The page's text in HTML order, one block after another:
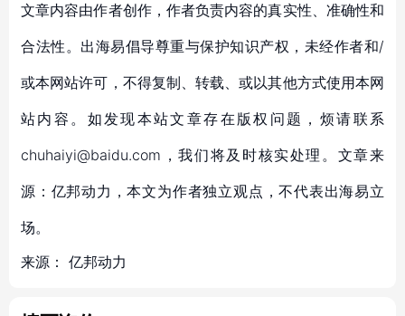
文章内容由作者创作，作者负责内容的真实性、准确性和
合法性。出海易倡导尊重与保护知识产权，未经作者和/
或本网站许可，不得复制、转载、或以其他方式使用本网
站内容。如发现本站文章存在版权问题，烦请联系
chuhaiyi@baidu.com，我们将及时核实处理。文章来
源：亿邦动力，本文为作者独立观点，不代表出海易立
场。
来源： 亿邦动力